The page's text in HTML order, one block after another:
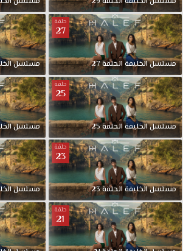
حلقة
27
مسلسل الخليفة الحلقة 27 مسلسل
حلقة
25
مسلسل الخليفة الحلقة 25 مسلسل
حلقة
23
مسلسل الخليفة الحلقة 23 مسلسل
حلقة
21